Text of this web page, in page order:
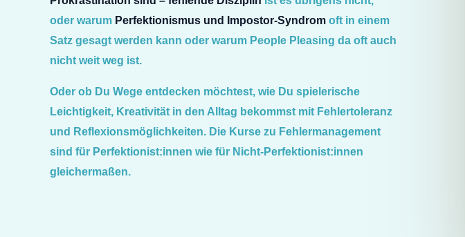
oder warum Perfektionismus und Impostor-Syndrom oft in einem
Satz gesagt werden kann oder warum People Pleasing da oft auch
nicht weit weg ist.
Oder ob Du Wege entdecken möchtest, wie Du spielerische
Leichtigkeit, Kreativität in den Alltag bekommst mit Fehlertoleranz
und Reflexionsmöglichkeiten. Die Kurse zu Fehlermanagement
sind für Perfektionist:innen wie für Nicht-Perfektionist:innen
gleichermaßen.